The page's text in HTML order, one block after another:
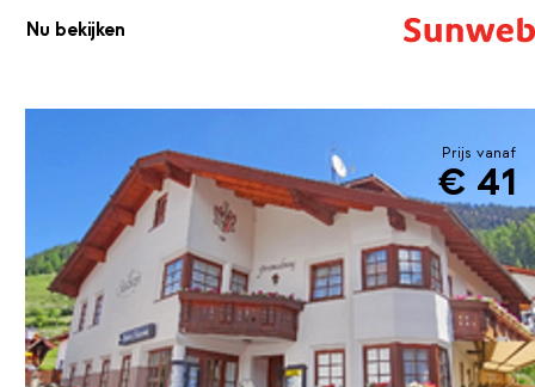
skilift.
Nu bekijken
Prijs vanaf
€ 41